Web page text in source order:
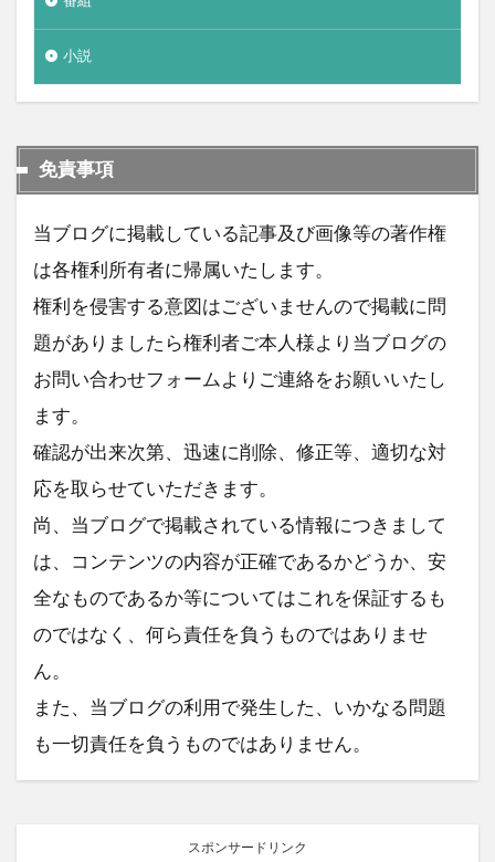
小説
免責事項
当ブログに掲載している記事及び画像等の著作権
は各権利所有者に帰属いたします。
権利を侵害する意図はございませんので掲載に問
題がありましたら権利者ご本人様より当ブログの
お問い合わせフォームよりご連絡をお願いいたし
ます。
確認が出来次第、迅速に削除、修正等、適切な対
応を取らせていただきます。
尚、当ブログで掲載されている情報につきまして
は、コンテンツの内容が正確であるかどうか、安
全なものであるか等についてはこれを保証するも
のではなく、何ら責任を負うものではありませ
ん。
また、当ブログの利用で発生した、いかなる問題
も一切責任を負うものではありません。
スポンサードリンク